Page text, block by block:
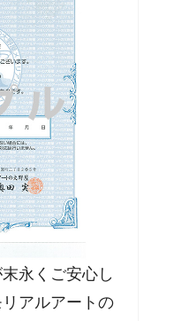
永くご安心し
アルアートの